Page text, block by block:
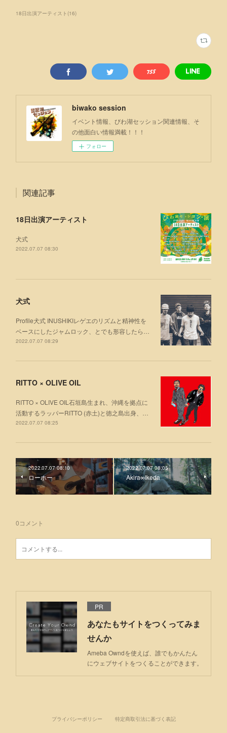
18日出演アーティスト (16)
biwako session
イベント情報、びわ湖セッション関連情報、そ
の他面白い情報満載！！！
フォロー
関連記事
18日出演アーティスト
犬式
2022.07.07 08:30
犬式
Profile犬式 INUSHIKIレゲエのリズムと精神性を
ベースにしたジャムロック、とでも形容したら…
2022.07.07 08:29
RITTO × OLIVE OIL
RITTO × OLIVE OIL石垣島生まれ、沖縄を拠点に
活動するラッパーRITTO (赤土)と徳之島出身、…
2022.07.07 08:25
2022.07.07 08:10
ローホー
2022.07.07 08:05
Akira∞Ikeda
0コメント
PR
あなたもサイトをつくってみま
せんか
Ameba Owndを使えば、誰でもかんたん
にウェブサイトをつくることができます。
プライバシーポリシー 特定商取引法に基づく表記